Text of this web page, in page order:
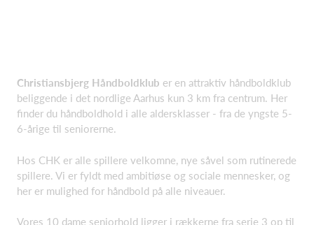
Christiansbjerg Håndboldklub er en attraktiv håndboldklub
beliggende i det nordlige Aarhus kun 3 km fra centrum. Her
finder du håndboldhold i alle aldersklasser - fra de yngste 5-
6-årige til seniorerne.
Hos CHK er alle spillere velkomne, nye såvel som rutinerede
spillere. Vi er fyldt med ambitiøse og sociale mennesker, og
her er mulighed for håndbold på alle niveauer.
Vores 10 dame seniorhold ligger i rækkerne fra serie 3 op til